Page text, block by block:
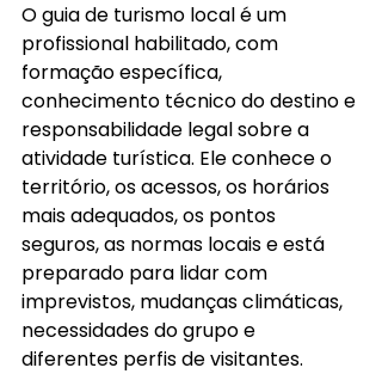
O guia de turismo local é um
profissional habilitado, com
formação específica,
conhecimento técnico do destino e
responsabilidade legal sobre a
atividade turística. Ele conhece o
território, os acessos, os horários
mais adequados, os pontos
seguros, as normas locais e está
preparado para lidar com
imprevistos, mudanças climáticas,
necessidades do grupo e
diferentes perfis de visitantes.